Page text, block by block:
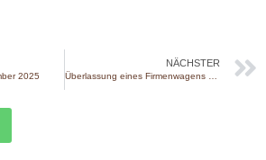
2025
NÄCHSTER
Überlassung eines Firmenwagens an Arbeitnehmer